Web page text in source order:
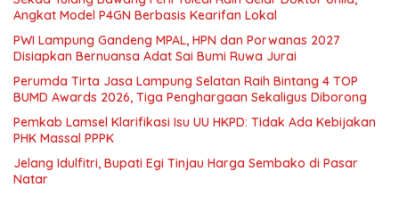
Angkat Model P4GN Berbasis Kearifan Lokal
PWI Lampung Gandeng MPAL, HPN dan Porwanas 2027
Disiapkan Bernuansa Adat Sai Bumi Ruwa Jurai
Perumda Tirta Jasa Lampung Selatan Raih Bintang 4 TOP
BUMD Awards 2026, Tiga Penghargaan Sekaligus Diborong
Pemkab Lamsel Klarifikasi Isu UU HKPD: Tidak Ada Kebijakan
PHK Massal PPPK
Jelang Idulfitri, Bupati Egi Tinjau Harga Sembako di Pasar
Natar